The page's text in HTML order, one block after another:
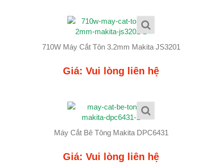
710W Máy Cắt Tôn 3.2mm Makita JS3201
Giá: Vui lòng liên hệ
Máy Cắt Bê Tông Makita DPC6431
Giá: Vui lòng liên hệ